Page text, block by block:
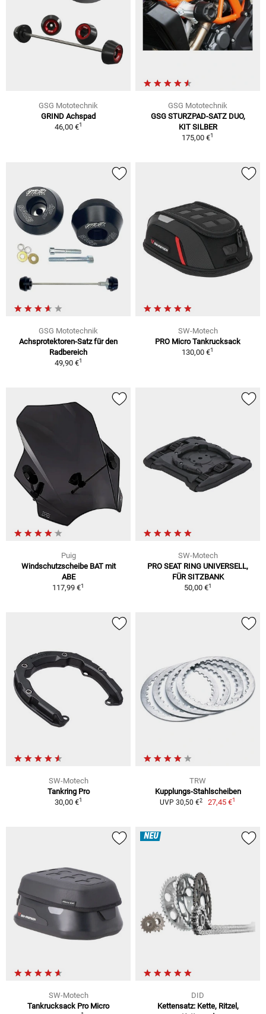
GSG Mototechnik
GRIND Achspad
46,00 €1
GSG Mototechnik
GSG STURZPAD-SATZ DUO,
KIT SILBER
175,00 €1
GSG Mototechnik
Achsprotektoren-Satz für den
Radbereich
49,90 €1
SW-Motech
PRO Micro Tankrucksack
130,00 €1
Puig
Windschutzscheibe BAT mit
ABE
117,99 €1
SW-Motech
PRO SEAT RING UNIVERSELL,
FÜR SITZBANK
50,00 €1
SW-Motech
Tankring Pro
30,00 €1
TRW
Kupplungs-Stahlscheiben
UVP 30,50 €2 27,45 €1
SW-Motech
Tankrucksack Pro Micro
NEU
DID
Kettensatz: Kette, Ritzel,